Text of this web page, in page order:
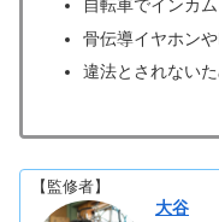
自転車でインカ
骨伝導イヤホン
違法とされない
【監修者】
大谷